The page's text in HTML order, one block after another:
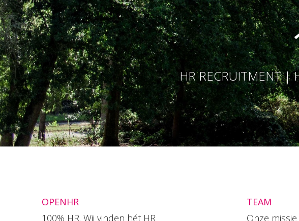
HR RECRUITMENT |
OPENHR
100% HR. Wij vinden hét HR
TEAM
Onze